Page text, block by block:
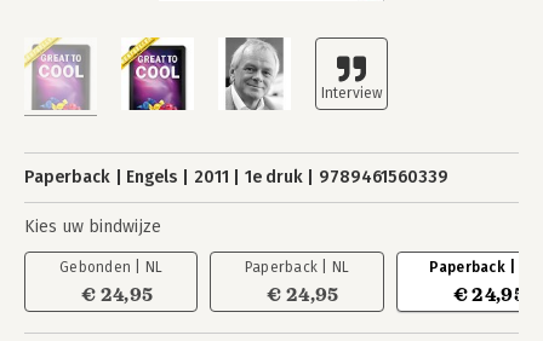
Paperback Engels 2011 1e druk 9789461560339
Kies uw bindwijze
Gebonden | NL
€ 24,95
Paperback | NL
€ 24,95
Paperback | EN
€ 24,95